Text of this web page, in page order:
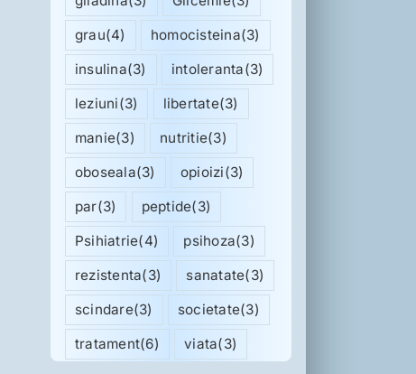
grau(4) homocisteina(3)
insulina(3) intoleranta(3)
leziuni(3) libertate(3)
manie(3) nutritie(3)
oboseala(3) opioizi(3)
par(3) peptide(3)
Psihiatrie(4) psihoza(3)
rezistenta(3) sanatate(3)
scindare(3) societate(3)
tratament(6) viata(3)